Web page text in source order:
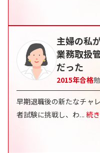
主婦の私
業務取扱
だった
2015年合格
早期退職後の新たなチャ
者試験に挑戦し、わ... 続